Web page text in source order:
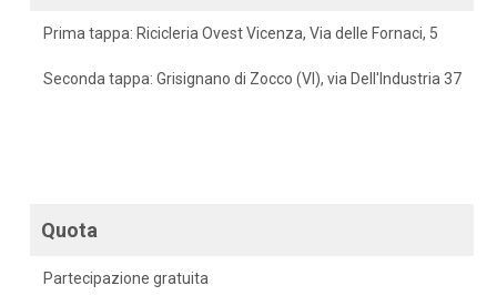
Prima tappa: Ricicleria Ovest Vicenza, Via delle Fornaci, 5
Seconda tappa: Grisignano di Zocco (VI), via Dell'Industria 37
Quota
Partecipazione gratuita